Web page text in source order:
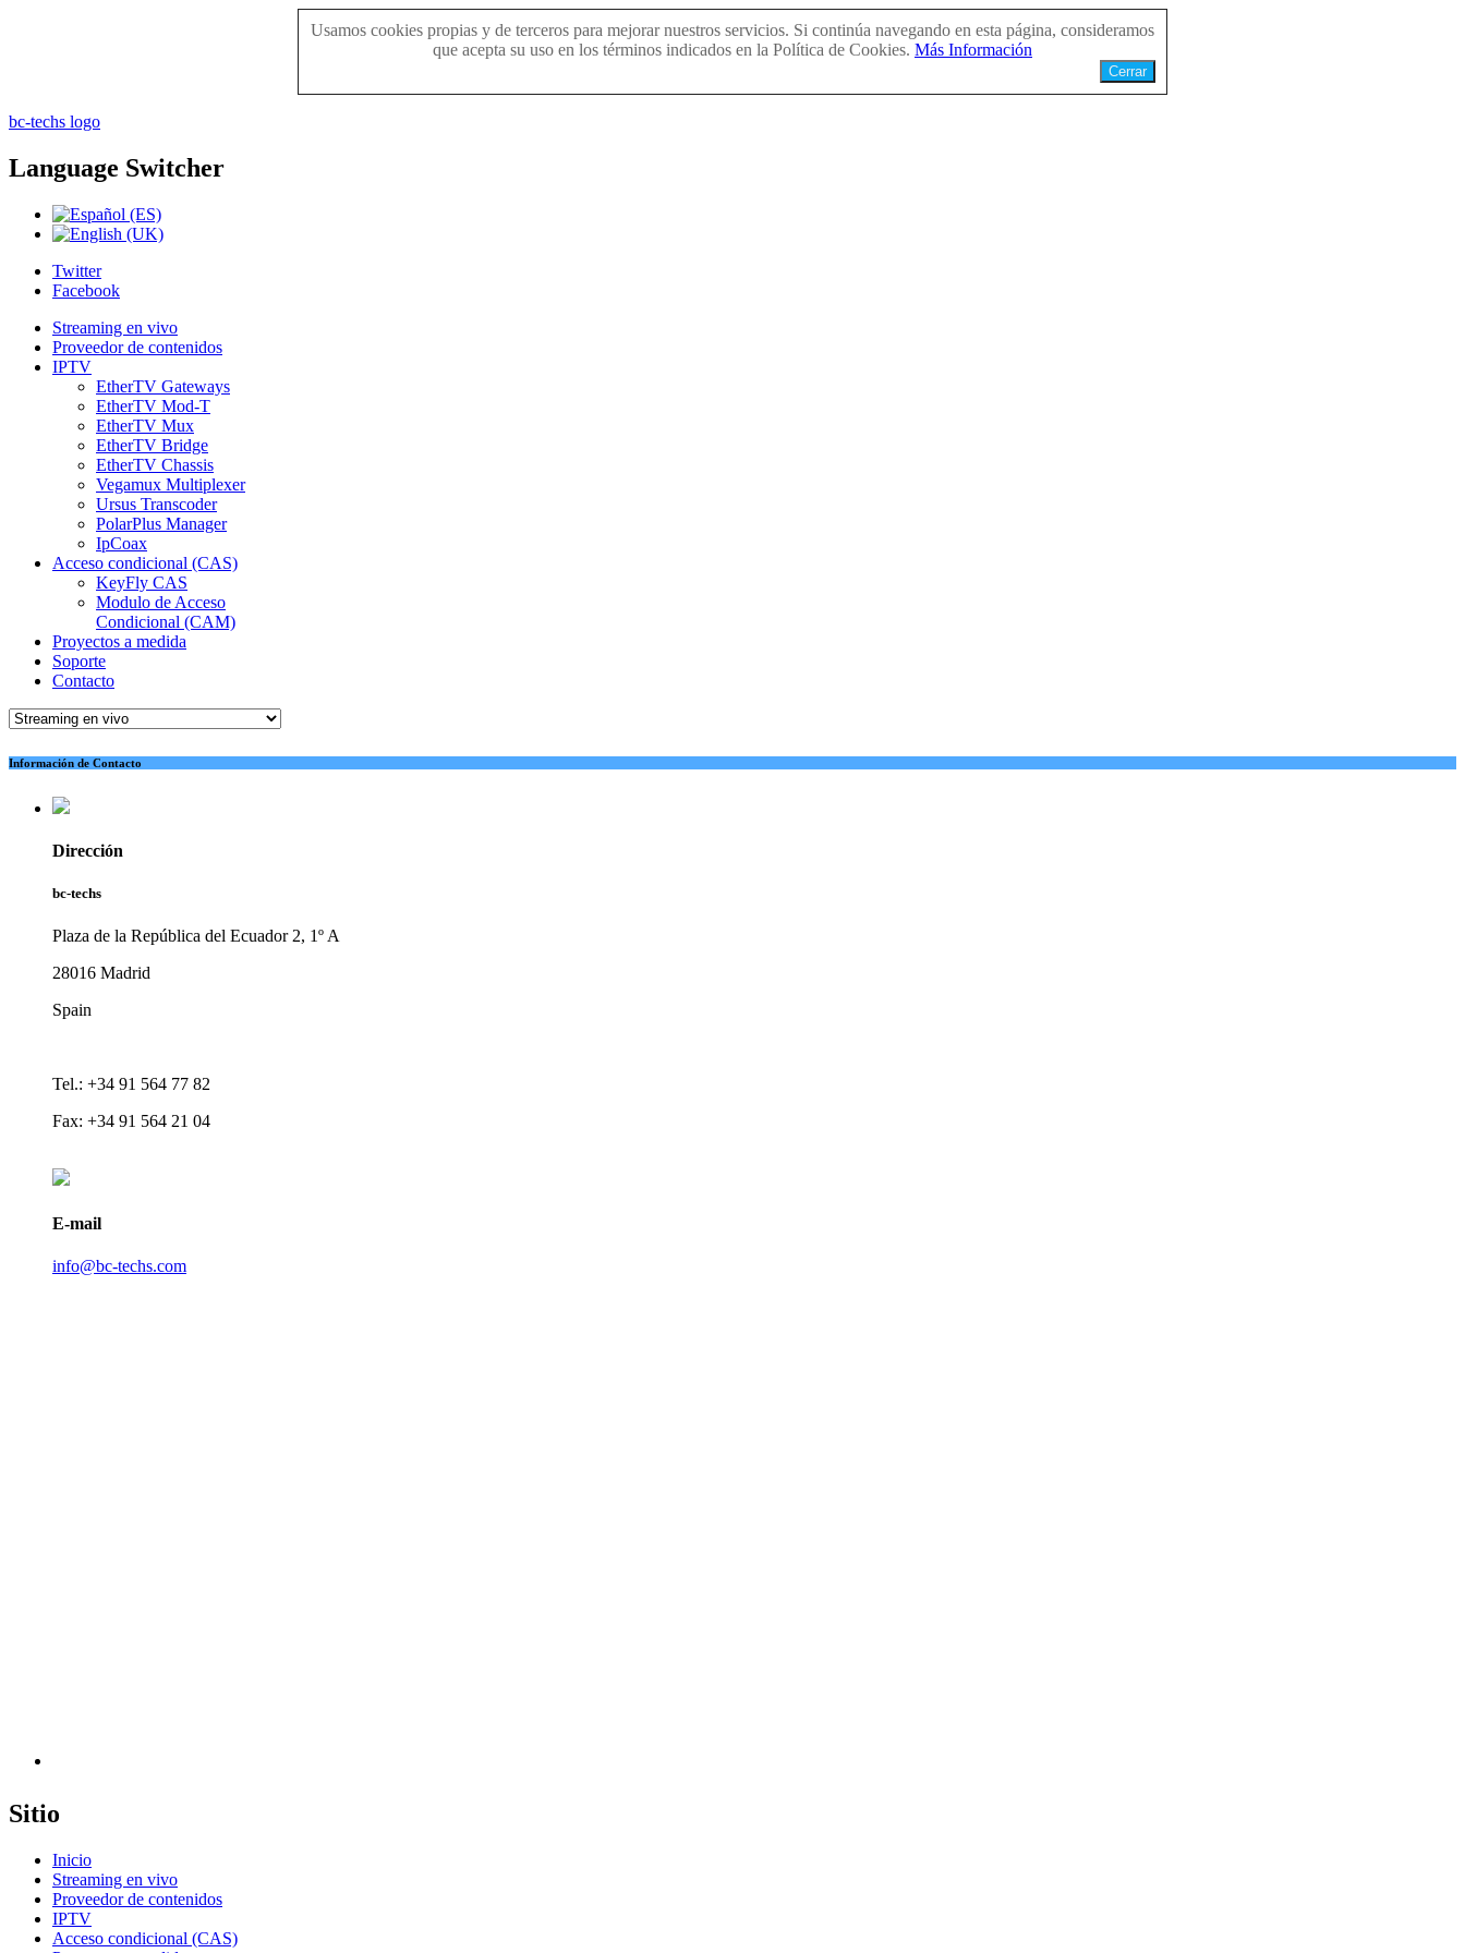
Usamos cookies propias y de terceros para mejorar nuestros servicios. Si continúa navegando en esta página, consideramos
que acepta su uso en los términos indicados en la Política de Cookies. Más Información
Cerrar
bc-techs logo
Language Switcher
Twitter
Facebook
Streaming en vivo
Proveedor de contenidos
IPTV
EtherTV Gateways
EtherTV Mod-T
EtherTV Mux
EtherTV Bridge
EtherTV Chassis
Vegamux Multiplexer
Ursus Transcoder
PolarPlus Manager
IpCoax
Acceso condicional (CAS)
KeyFly CAS
Modulo de Acceso
Condicional (CAM)
Proyectos a medida
Soporte
Contacto
Información de Contacto
Dirección
bc-techs
Plaza de la República del Ecuador 2, 1º A
28016 Madrid
Spain
Tel.: +34 91 564 77 82
Fax: +34 91 564 21 04
E-mail
info@bc-techs.com
Sitio
Inicio
Streaming en vivo
Proveedor de contenidos
IPTV
Acceso condicional (CAS)